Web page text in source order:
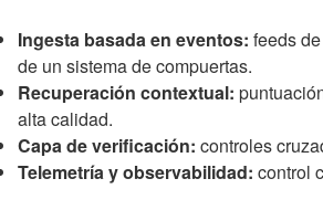
Ingesta basada en eventos: feeds
de un sistema de compuertas.
Recuperación contextual:
alta calidad.
Capa de verificación: controles
Telemetría y observabilidad: control